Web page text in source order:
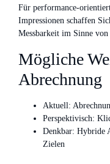
Für performance-
Impressionen schaffen
Messbarkeit im Sinne von
Mögliche
Abrechnung
Aktuell:
Perspektivisch:
Denkbar: Hybride
Zielen